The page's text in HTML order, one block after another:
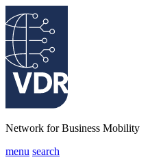
Network for Business Mobility
menu search